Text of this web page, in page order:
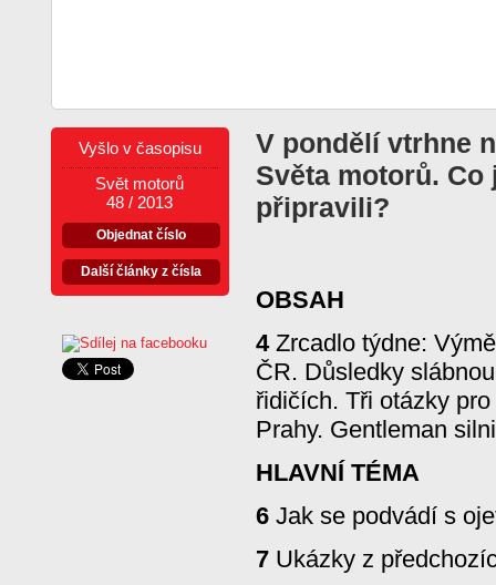
V pondělí vtrhne
Světa motorů. Co
připravili?
OBSAH
4Zrcadlo týdne:
ČR. Důsledky
řidičích. Tři otázky
Prahy. Gentleman
HLAVNÍ TÉMA
6 Jak se podvádí s
7 Ukázky z
Vyšlo v časopisu
Svět motorů
48 / 2013
Objednat číslo
Další články z čísla